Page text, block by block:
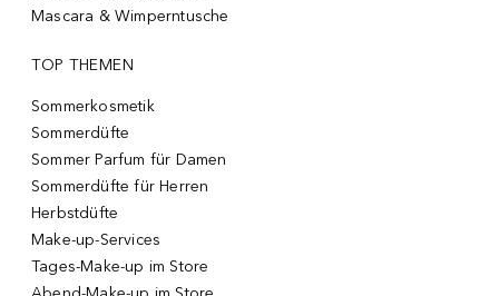
Mascara & Wimperntusche
TOP THEMEN
Sommerkosmetik
Sommerdüfte
Sommer Parfum für Damen
Sommerdüfte für Herren
Herbstdüfte
Make-up-Services
Tages-Make-up im Store